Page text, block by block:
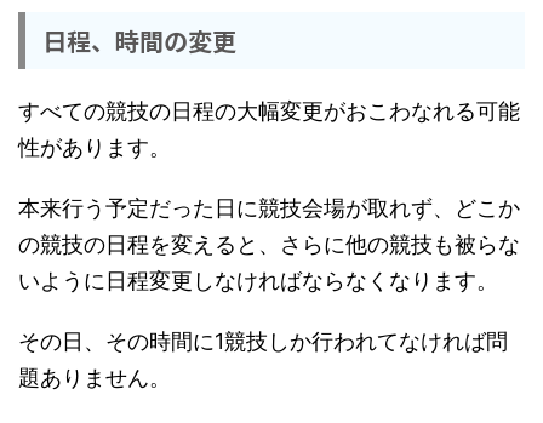
日程、時間の変更
すべての競技の日程の大幅変更がおこわなれる可能
性があります。
本来行う予定だった日に競技会場が取れず、どこか
の競技の日程を変えると、さらに他の競技も被らな
いように日程変更しなければならなくなります。
その日、その時間に1競技しか行われてなければ問
題ありません。